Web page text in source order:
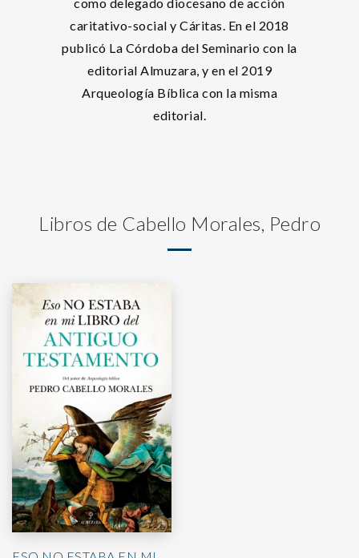
caritativo-social y Cáritas. En el 2018
publicó La Córdoba del Seminario con la
editorial Almuzara, y en el 2019
Arqueología Bíblica con la misma
editorial.
Libros de Cabello Morales, Pedro